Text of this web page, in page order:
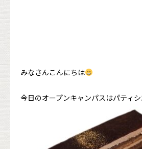
みなさんこんにちは
今日のオープンキャンパスはパティシ